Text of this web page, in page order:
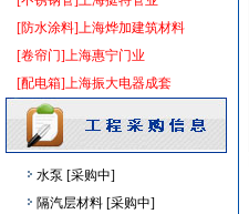
[防水涂料]上海烨加建筑材料
[卷帘门]上海惠宁门业
[配电箱]上海振大电器成套
室内装修 [采购中]
外墙装饰 [采购中]
消防器材 [采购中]
管材管件
[采购中]
给排水系统
水泵 [采购中]
隔汽层材料 [采购中]